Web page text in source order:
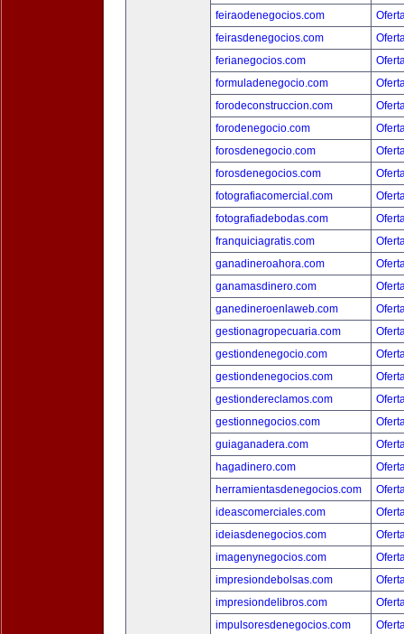
feiraodenegocios.com
feirasdenegocios.com
ferianegocios.com
formuladenegocio.com
forodeconstruccion.com
forodenegocio.com
forosdenegocio.com
forosdenegocios.com
fotografiacomercial.com
fotografiadebodas.com
franquiciagratis.com
ganadineroahora.com
ganamasdinero.com
ganedineroenlaweb.com
gestionagropecuaria.com
gestiondenegocio.com
gestiondenegocios.com
gestiondereclamos.com
gestionnegocios.com
guiaganadera.com
hagadinero.com
herramientasdenegocios.com
ideascomerciales.com
ideiasdenegocios.com
imagenynegocios.com
impresiondebolsas.com
impresiondelibros.com
impulsoresdenegocios.com